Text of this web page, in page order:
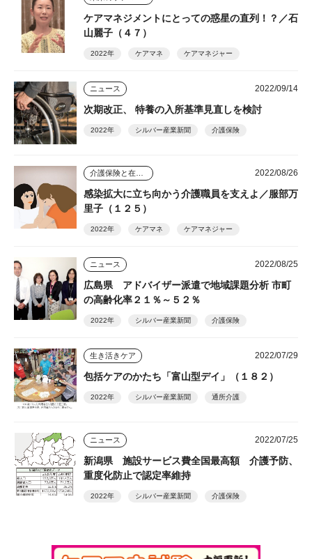
ケアマネジメントにとっての惑星の直列！？／石
山麗子（４７）
2022年 ケアマネ ケアマネジャー
ニュース 2022/09/14
次期改正、 特養の入所基準見直しを検討
2022年 シルバー産業新聞 介護保険
2022/08/26
感染拡大に立ち向かう介護職員を支えよ／服部万
里子（１２５）
2022年 ケアマネ ケアマネジャー
ニュース 2022/08/25
広島県 アドバイザー派遣で地域課題分析 市町
の高齢化率２１％～５２％
2022年 シルバー産業新聞 介護保険
生き活きケア 2022/07/29
包括ケアのかたち「富山型デイ」（１８２）
2022年 シルバー産業新聞 通所介護
ニュース 2022/07/25
新潟県 施設サービス費全国最高額 介護予防、
重度化防止で認定率維持
2022年 シルバー産業新聞 介護保険